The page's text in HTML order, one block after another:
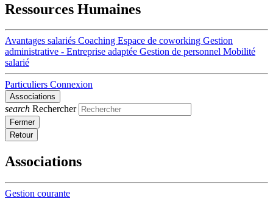
Ressources Humaines
Avantages salariés Coaching Espace de coworking Gestion
administrative - Entreprise adaptée Gestion de personnel Mobilité
salarié
Particuliers Connexion
Associations
search Rechercher
Fermer
Retour
Associations
Gestion courante